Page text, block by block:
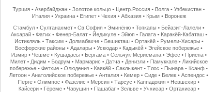
Турция •Азербайджан •Золотое кольцо • Центр.Россия • Волга •Узбекистан •
Италия• Украина• Египет• Чехия• Абхазия• Крым • Воронеж
Стамбул •Султанахмет •Св.София •Эминёню •Топкапы • Бейазит-Лалели •
Аксарай• Фатих • Фенер-Балат• Йедикуле• Эйюп• Галата• Каракёй-Кабаташ •
Истикляль• Таксим • Долмабахче• Бешикташ • Ортакёй• Румели-Хисары •
Босфорские районы •Адалары •Ускюдар • Кадыкёй •Эгейское побережье •
Измир• Чешме• Кушадасы • Бергама• Сельчук-Мериемана• Эфес • Приена•
Милет• Дидим • Бодрум • Мармарис • Датча• Денизли• Памуккале• Ликийское
побережье •Фетхие •Олюдениз • Каякёй •Саклыкент •Тлос • Пынара • Ксанф •
Летоон •Анатолийское побережье •Анталия • Кемер •Сиде • Белек •Аспендос •
Перге •Олимпос •Фазелис • Мерсин •Тарсус • Каппадокия • Невшехир •
Кайсери• Гёреме• Чавушин• Пашабаг• Зельве• Учхисар• Ортахисар•